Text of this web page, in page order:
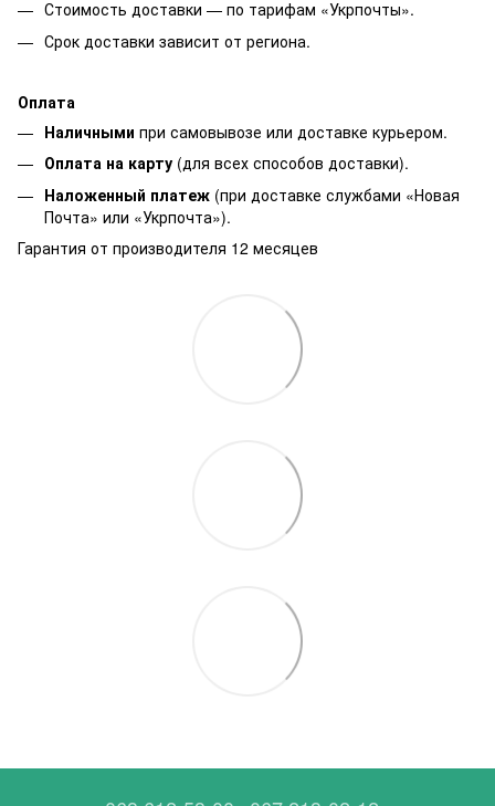
Стоимость доставки — по тарифам «Укрпочты».
Срок доставки зависит от региона.
Оплата
Наличными при самовывозе или доставке курьером.
Оплата на карту (для всех способов доставки).
Наложенный платеж (при доставке службами «Новая
Почта» или «Укрпочта»).
Гарантия от производителя 12 месяцев